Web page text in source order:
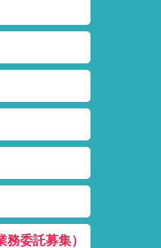
委託募集）